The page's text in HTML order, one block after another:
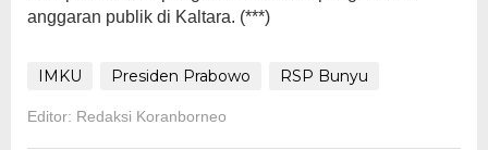
anggaran publik di Kaltara. (***)
IMKU Presiden Prabowo RSP Bunyu
Editor: Redaksi Koranborneo